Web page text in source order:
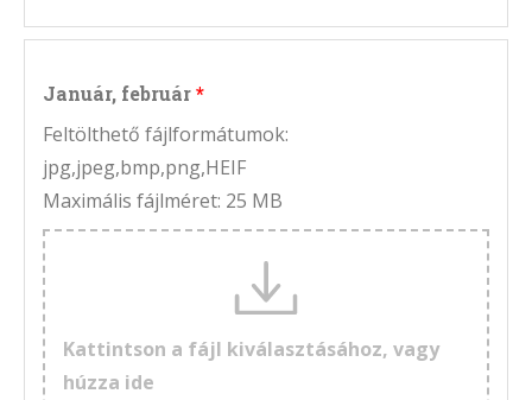
Január, február
Feltölthető fájlformátumok:
jpg,jpeg,bmp,png,HEIF
Maximális fájlméret: 25 MB
Kattintson a fájl kiválasztásához, vagy
húzza ide